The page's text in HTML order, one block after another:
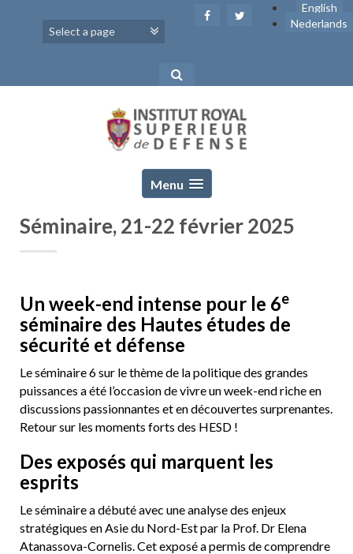
English
Nederlands
Menu
Séminaire, 21-22 février 2025
Un week-end intense pour le 6e
séminaire des Hautes études de
sécurité et défense
Le séminaire 6 sur le thème de la politique des grandes
puissances a été l’occasion de vivre un week-end riche en
discussions passionnantes et en découvertes surprenantes.
Retour sur les moments forts des HESD !
Des exposés qui marquent les
esprits
Le séminaire a débuté avec une analyse des enjeux
stratégiques en Asie du Nord-Est par la Prof. Dr Elena
Atanassova-Cornelis. Cet exposé a permis de comprendre